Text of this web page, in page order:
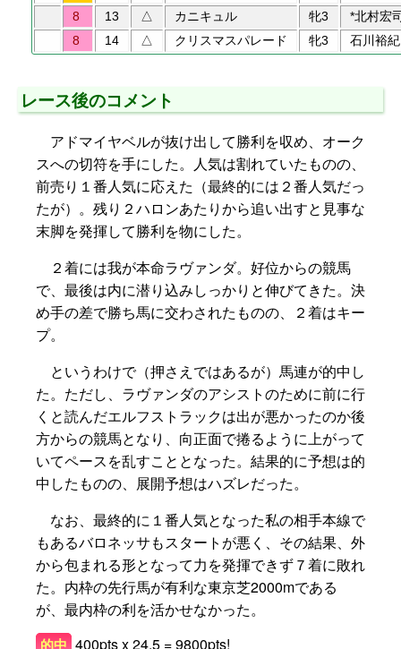
8
13 △ カニキュル 牝3
*北村宏
8
14 △ クリスマスパレード 牝3 石川裕紀
レース後のコメント
アドマイヤベルが抜け出して勝利を収め、オーク
スへの切符を手にした。人気は割れていたものの、
前売り１番人気に応えた（最終的には２番人気だっ
たが）。残り２ハロンあたりから追い出すと見事な
末脚を発揮して勝利を物にした。
２着には我が本命ラヴァンダ。好位からの競馬
で、最後は内に潜り込みしっかりと伸びてきた。決
め手の差で勝ち馬に交わされたものの、２着はキー
プ。
というわけで（押さえではあるが）馬連が的中し
た。ただし、ラヴァンダのアシストのために前に行
くと読んだエルフストラックは出が悪かったのか後
方からの競馬となり、向正面で捲るように上がって
いてペースを乱すこととなった。結果的に予想は的
中したものの、展開予想はハズレだった。
なお、最終的に１番人気となった私の相手本線で
もあるバロネッサもスタートが悪く、その結果、外
から包まれる形となって力を発揮できず７着に敗れ
た。内枠の先行馬が有利な東京芝2000mである
が、最内枠の利を活かせなかった。
的中 400pts x 24.5 = 9800pts!